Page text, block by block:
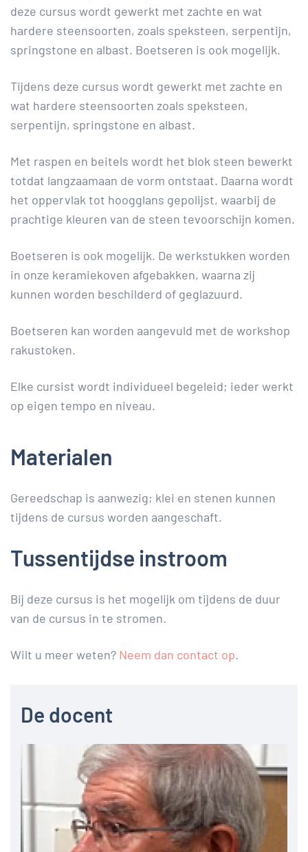
deze cursus wordt gewerkt met zachte en wat
hardere steensoorten, zoals speksteen, serpentijn,
springstone en albast. Boetseren is ook mogelijk.
Tijdens deze cursus wordt gewerkt met zachte en
wat hardere steensoorten zoals speksteen,
serpentijn, springstone en albast.
Met raspen en beitels wordt het blok steen bewerkt
totdat langzaamaan de vorm ontstaat. Daarna wordt
het oppervlak tot hoogglans gepolijst, waarbij de
prachtige kleuren van de steen tevoorschijn komen.
Boetseren is ook mogelijk. De werkstukken worden
in onze keramiekoven afgebakken, waarna zij
kunnen worden beschilderd of geglazuurd.
Boetseren kan worden aangevuld met de workshop
rakustoken.
Elke cursist wordt individueel begeleid; ieder werkt
op eigen tempo en niveau.
Materialen
Gereedschap is aanwezig; klei en stenen kunnen
tijdens de cursus worden aangeschaft.
Tussentijdse instroom
Bij deze cursus is het mogelijk om tijdens de duur
van de cursus in te stromen.
Wilt u meer weten? Neem dan contact op.
De docent